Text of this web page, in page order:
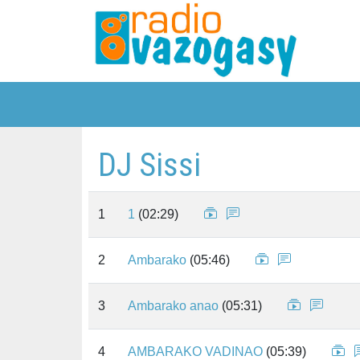
DJ Sissi
1 1 (02:29)
2 Ambarako (05:46)
3 Ambarako anao (05:31)
4 AMBARAKO VADINAO (05:39)